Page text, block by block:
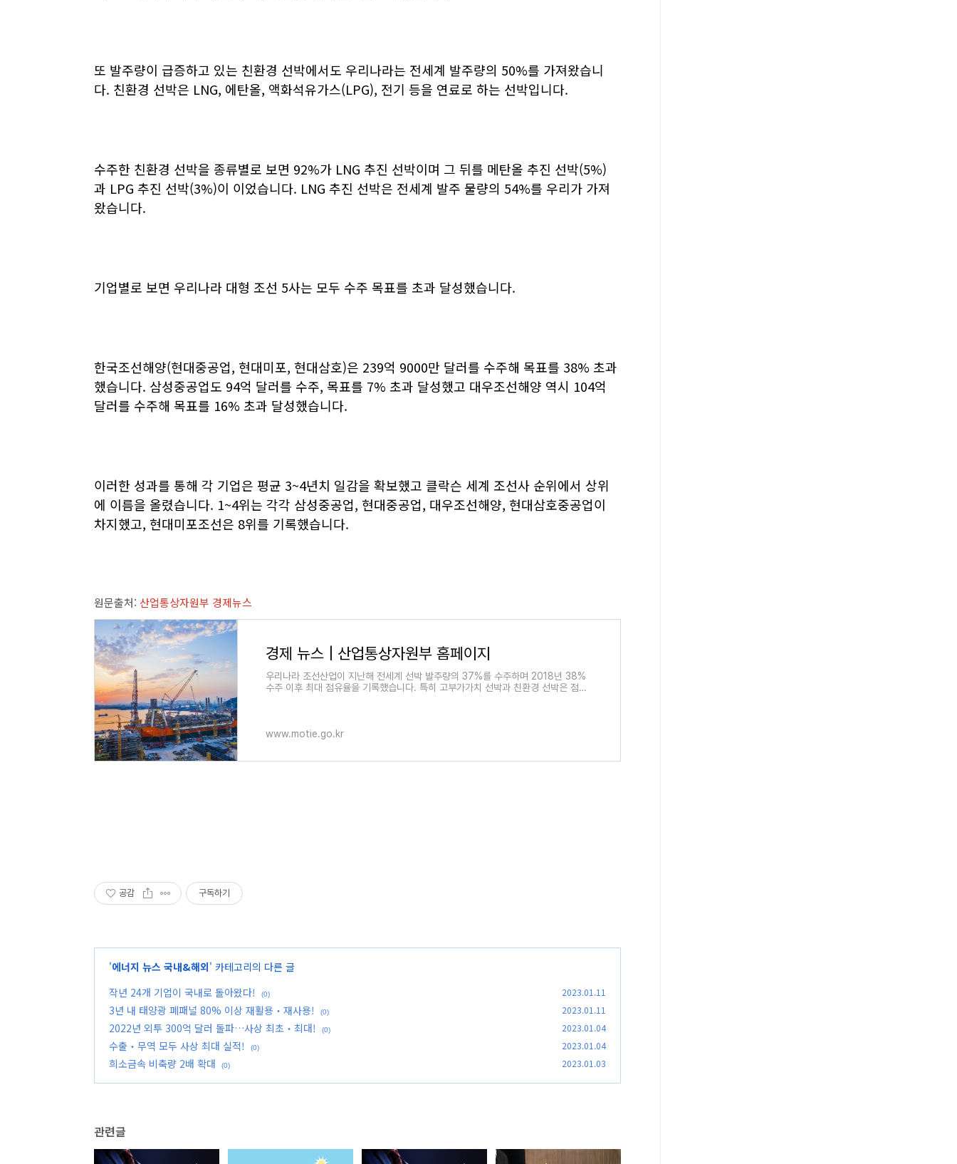
또 발주량이 급증하고 있는 친환경 선박에서도 우리나라는 전세계 발주량의 50%를 가져왔습니
다. 친환경 선박은 LNG, 에탄올, 액화석유가스(LPG), 전기 등을 연료로 하는 선박입니다.
수주한 친환경 선박을 종류별로 보면 92%가 LNG 추진 선박이며 그 뒤를 메탄올 추진 선박(5%)
과 LPG 추진 선박(3%)이 이었습니다. LNG 추진 선박은 전세계 발주 물량의 54%를 우리가 가져
왔습니다.
기업별로 보면 우리나라 대형 조선 5사는 모두 수주 목표를 초과 달성했습니다.
한국조선해양(현대중공업, 현대미포, 현대삼호)은 239억 9000만 달러를 수주해 목표를 38% 초과
했습니다. 삼성중공업도 94억 달러를 수주, 목표를 7% 초과 달성했고 대우조선해양 역시 104억
달러를 수주해 목표를 16% 초과 달성했습니다.
이러한 성과를 통해 각 기업은 평균 3~4년치 일감을 확보했고 클락슨 세계 조선사 순위에서 상위
에 이름을 올렸습니다. 1~4위는 각각 삼성중공업, 현대중공업, 대우조선해양, 현대삼호중공업이
차지했고, 현대미포조선은 8위를 기록했습니다.
원문출처: 산업통상자원부 경제뉴스
경제 뉴스 | 산업통상자원부 홈페이지
우리나라 조선산업이 지난해 전세계 선박 발주량의 37%를 수주하며 2018년 38%
수주 이후 최대 점유율을 기록했습니다. 특히 고부가가치 선박과 친환경 선박은 점유
www.motie.go.kr
공감 구독하기
'에너지 뉴스 국내&해외' 카테고리의 다른 글
작년 24개 기업이 국내로 돌아왔다!
(0) 2023.01.11
3년 내 태양광 폐패널 80% 이상 재활용‧재사용! (0) 2023.01.11
2022년 외투 300억 달러 돌파…사상 최초‧최대! (0) 2023.01.04
수출‧무역 모두 사상 최대 실적! (0) 2023.01.04
희소금속 비축량 2배 확대 (0) 2023.01.03
관련글